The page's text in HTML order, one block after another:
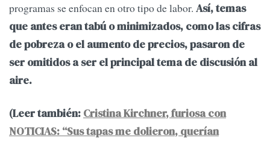
programas se enfocan en otro tipo de labor. Así, temas
que antes eran tabú o minimizados, como las cifras
de pobreza o el aumento de precios, pasaron de
ser omitidos a ser el principal tema de discusión al
aire.
(Leer también: Cristina Kirchner, furiosa con
NOTICIAS: “Sus tapas me dolieron, querían